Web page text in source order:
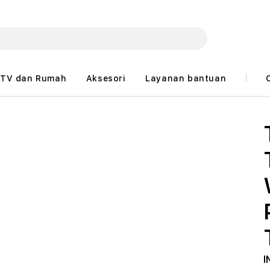
TV dan Rumah Aksesori Layanan bantuan